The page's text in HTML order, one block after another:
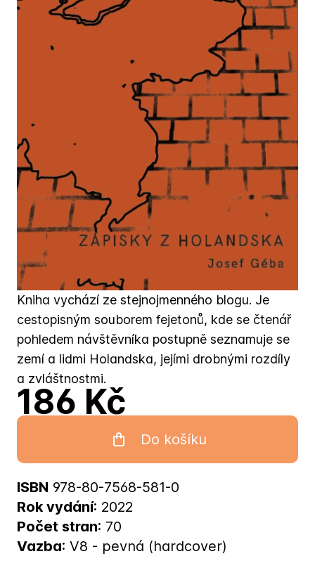
Kniha vychází ze stejnojmenného blogu. Je
cestopisným souborem fejetonů, kde se čtenář
pohledem návštěvníka postupně seznamuje se
zemí a lidmi Holandska, jejími drobnými rozdíly
a zvláštnostmi.
186 Kč
Do košíku
ISBN 978-80-7568-581-0
Rok vydání: 2022
Počet stran: 70
Vazba: V8 - pevná (hardcover)